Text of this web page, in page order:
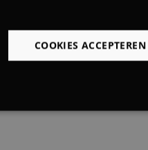
COOKIES ACCEPTEREN
Functioneel
Niet-